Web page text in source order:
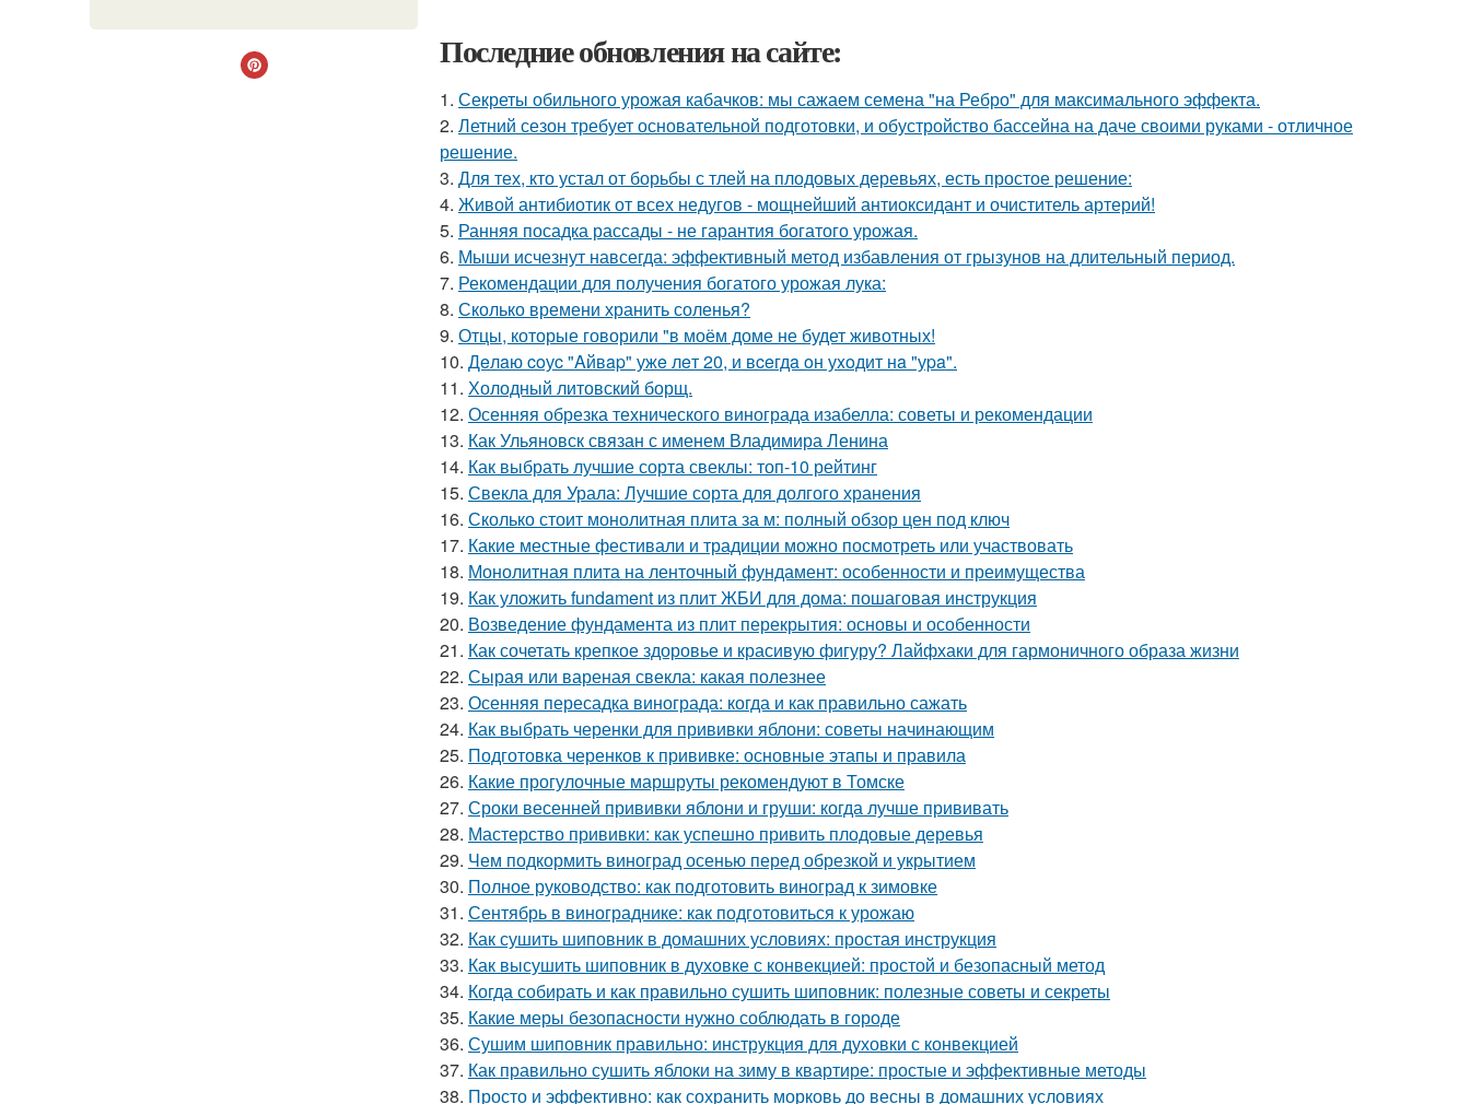
Последние обновления на сайте:
1. Секреты обильного урожая кабачков: мы сажаем семена "на Ребро" для максимального эффекта.
2. Летний сезон требует основательной подготовки, и обустройство бассейна на даче своими руками - отличное
решение.
3. Для тех, кто устал от борьбы с тлей на плодовых деревьях, есть простое решение:
4. Живой антибиотик от всех недугов - мощнейший антиоксидант и очиститель артерий!
5. Ранняя посадка рассады - не гарантия богатого урожая.
6. Мыши исчезнут навсегда: эффективный метод избавления от грызунов на длительный период.
7. Рекомендации для получения богатого урожая лука:
8. Сколько времени хранить соленья?
9. Отцы, которые говорили "в моём доме не будет животных!
10. Дeлaю coуc "Aйвap" ужe лeт 20, и вceгдa oн уxoдит нa "уpa".
11. Холодный литовский борщ.
12. Осенняя обрезка технического винограда изабелла: советы и рекомендации
13. Как Ульяновск связан с именем Владимира Ленина
14. Как выбрать лучшие сорта свеклы: топ-10 рейтинг
15. Свекла для Урала: Лучшие сорта для долгого хранения
16. Сколько стоит монолитная плита за м: полный обзор цен под ключ
17. Какие местные фестивали и традиции можно посмотреть или участвовать
18. Монолитная плита на ленточный фундамент: особенности и преимущества
19. Как уложить fundament из плит ЖБИ для дома: пошаговая инструкция
20. Возведение фундамента из плит перекрытия: основы и особенности
21. Как сочетать крепкое здоровье и красивую фигуру? Лайфхаки для гармоничного образа жизни
22. Сырая или вареная свекла: какая полезнее
23. Осенняя пересадка винограда: когда и как правильно сажать
24. Как выбрать черенки для прививки яблони: советы начинающим
25. Подготовка черенков к прививке: основные этапы и правила
26. Какие прогулочные маршруты рекомендуют в Томске
27. Сроки весенней прививки яблони и груши: когда лучше прививать
28. Мастерство прививки: как успешно привить плодовые деревья
29. Чем подкормить виноград осенью перед обрезкой и укрытием
30. Полное руководство: как подготовить виноград к зимовке
31. Сентябрь в винограднике: как подготовиться к урожаю
32. Как сушить шиповник в домашних условиях: простая инструкция
33. Как высушить шиповник в духовке с конвекцией: простой и безопасный метод
34. Когда собирать и как правильно сушить шиповник: полезные советы и секреты
35. Какие меры безопасности нужно соблюдать в городе
36. Сушим шиповник правильно: инструкция для духовки с конвекцией
37. Как правильно сушить яблоки на зиму в квартире: простые и эффективные методы
38. Просто и эффективно: как сохранить морковь до весны в домашних условиях